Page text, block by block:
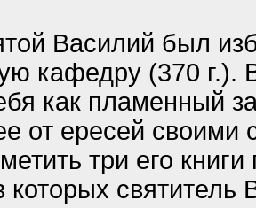
Василий был
кафедру (370
как пламенный
от ересей
три его
которых святитель